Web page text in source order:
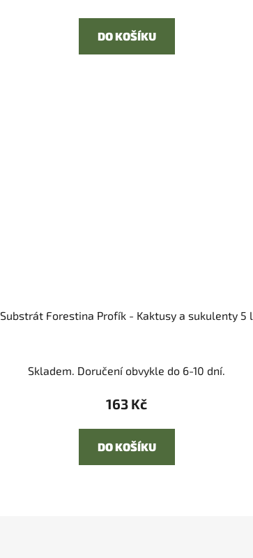
DO KOŠÍKU
Substrát Forestina Profík - Kaktusy a sukulenty 5 l
Skladem. Doručení obvykle do 6-10 dní.
163 Kč
DO KOŠÍKU